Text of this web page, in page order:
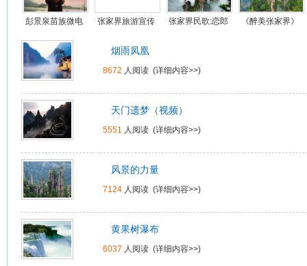
彭景泉苗族微电
影《寂寨》在线
视频
张家界旅游宣传
张家界民歌:恋郎
《醉美张家界》
烟雨凤凰
8672 人阅读 (详细内容>>)
天门遗梦（视频）
5551 人阅读 (详细内容>>)
风景的力量
7124 人阅读 (详细内容>>)
黄果树瀑布
6037 人阅读 (详细内容>>)